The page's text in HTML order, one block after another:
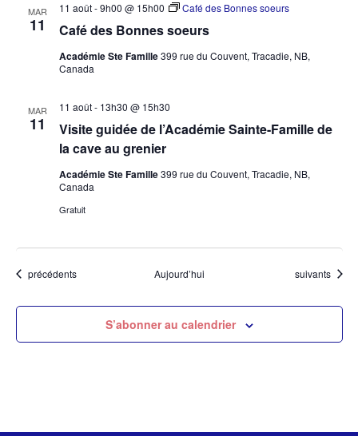
MAR
11 Café des Bonnes soeurs
11 août - 9h00 @ 15h00 Café des Bonnes soeurs
Académie Ste Famille399 rue du Couvent, Tracadie, NB,
Canada
MAR
11
Visite guidée de l’Académie Sainte-Famille de
la cave au grenier
11 août - 13h30 @ 15h30
Académie Ste Famille399 rue du Couvent, Tracadie, NB,
Canada
Gratuit
Évènements
précédents Aujourd’hui Évènements
suivants
S’abonner au calendrier